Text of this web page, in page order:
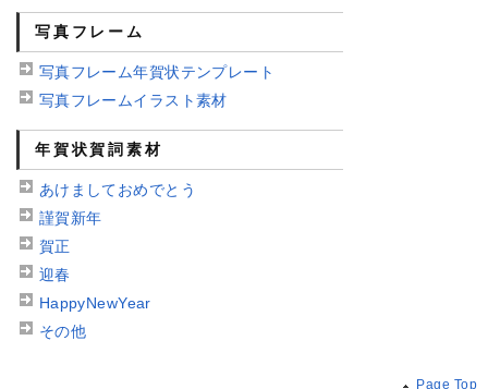
写真フレーム
写真フレーム年賀状テンプレート
写真フレームイラスト素材
年賀状賀詞素材
あけましておめでとう
謹賀新年
賀正
迎春
HappyNewYear
その他
Page Top